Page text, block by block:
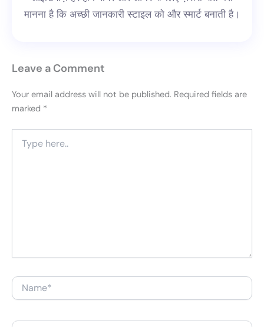
मानना है कि अच्छी जानकारी स्टाइल को और स्मार्ट बनाती है।
Leave a Comment
Your email address will not be published. Required fields are
marked *
here..
Name*